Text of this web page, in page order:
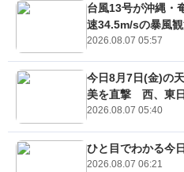
台風13号が沖縄
速34.5m/sの暴風
2026.08.07 05:57
今日8月7日(金)の
美を直撃 西、東
2026.08.07 05:40
ひと目でわかる今
2026.08.07 06:21